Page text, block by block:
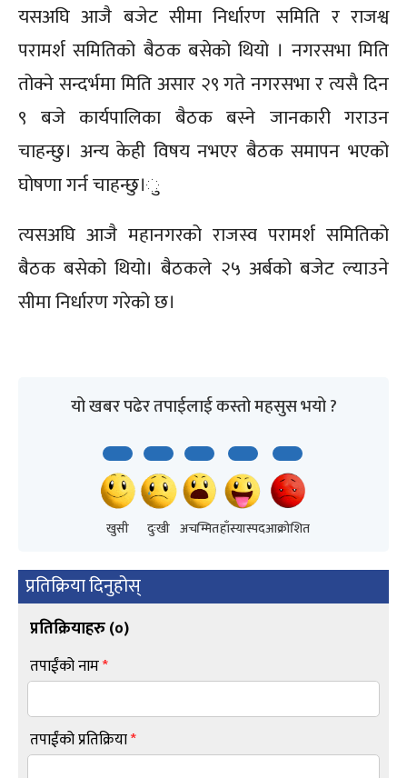
यसअघि आजै बजेट सीमा निर्धारण समिति र राजश्व
परामर्श समितिको बैठक बसेको थियो । नगरसभा मिति
तोक्ने सन्दर्भमा मिति असार २९ गते नगरसभा र त्यसै दिन
९ बजे कार्यपालिका बैठक बस्ने जानकारी गराउन
चाहन्छु। अन्य केही विषय नभएर बैठक समापन भएको
घोषणा गर्न चाहन्छु।ु
त्यसअघि आजै महानगरको राजस्व परामर्श समितिको
बैठक बसेको थियो। बैठकले २५ अर्बको बजेट ल्याउने
सीमा निर्धारण गरेको छ।
यो खबर पढेर तपाईलाई कस्तो महसुस भयो ?
खुसी दुःखी अचम्मितहाँस्यास्पदआक्रोशित
प्रतिक्रिया दिनुहोस्
प्रतिक्रियाहरु (०)
तपाईंको नाम*
तपाईंको प्रतिक्रिया*